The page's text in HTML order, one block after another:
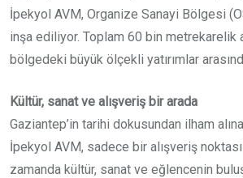
İpekyol AVM, Organize Sanayi Bölgesi
inşa ediliyor. Toplam 60 bin metrekarelik
bölgedeki büyük ölçekli yatırımlar
Kültür, sanat ve alışveriş bir arada
Gaziantep’in tarihi dokusundan ilham
İpekyol AVM, sadece bir alışveriş
zamanda kültür, sanat ve eğlencenin